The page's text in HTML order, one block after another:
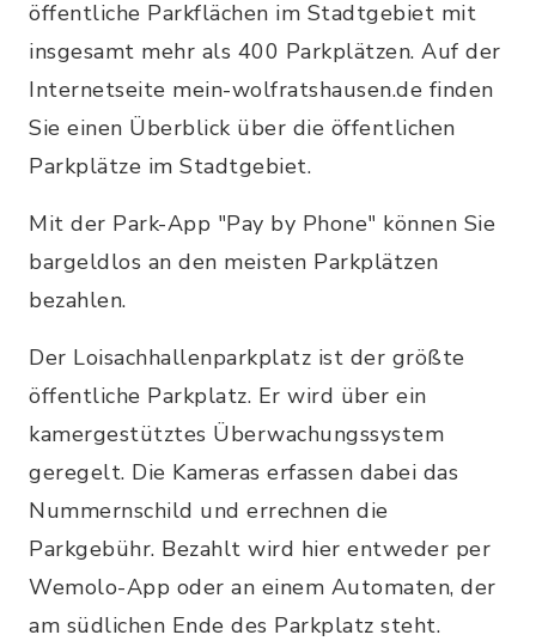
öffentliche Parkflächen im Stadtgebiet mit
insgesamt mehr als 400 Parkplätzen. Auf der
Internetseite mein-wolfratshausen.de finden
Sie einen Überblick über die öffentlichen
Parkplätze im Stadtgebiet.
Mit der Park-App "Pay by Phone" können Sie
bargeldlos an den meisten Parkplätzen
bezahlen.
Der Loisachhallenparkplatz ist der größte
öffentliche Parkplatz. Er wird über ein
kamergestütztes Überwachungssystem
geregelt. Die Kameras erfassen dabei das
Nummernschild und errechnen die
Parkgebühr. Bezahlt wird hier entweder per
Wemolo-App oder an einem Automaten, der
am südlichen Ende des Parkplatz steht.